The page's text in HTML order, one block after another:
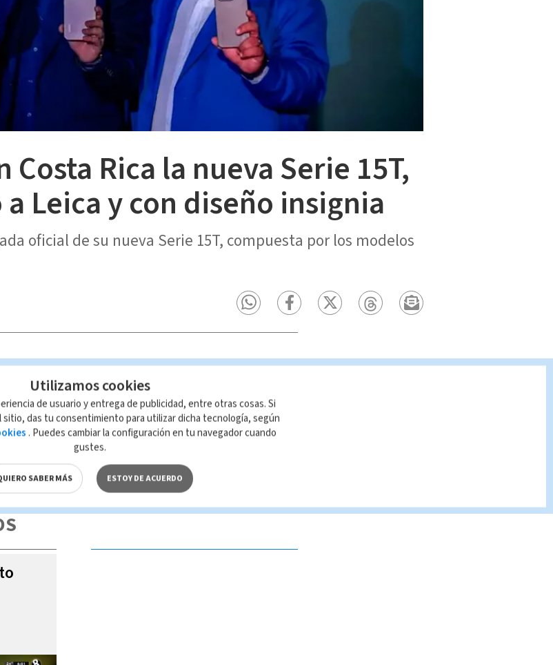
Rica la nueva Serie 15T,
Leica y con diseño insignia
oficial de su nueva Serie 15T, compuesta por los modelos
que es propiedad de TELEDIARIO; su reproducción no
Utilizamos cookies
de usuario y entrega de publicidad, entre otras cosas. Si
das tu consentimiento para utilizar dicha tecnología, según
. Puedes cambiar la configuración en tu navegador cuando
gustes.
SABER MÁS ESTOY DE ACUERDO